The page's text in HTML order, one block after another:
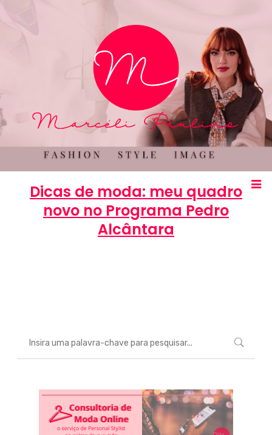
Dicas de moda: meu quadro
novo no Programa Pedro
Alcântara